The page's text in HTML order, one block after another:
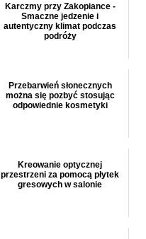
Karczmy przy Zakopiance -
Smaczne jedzenie i
autentyczny klimat podczas
podróży
Przebarwień słonecznych
można się pozbyć stosując
odpowiednie kosmetyki
Kreowanie optycznej
przestrzeni za pomocą płytek
gresowych w salonie